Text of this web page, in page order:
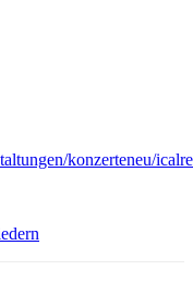
konzerteneu/